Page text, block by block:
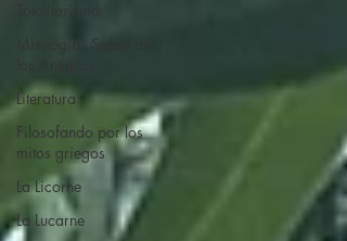
Mitología - Saber de
Literatura
Filosofando por los
mitos griegos
La Licorne
La Lucarne